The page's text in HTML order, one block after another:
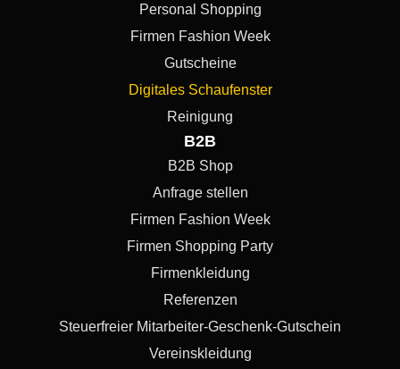
Personal Shopping
Firmen Fashion Week
Gutscheine
Digitales Schaufenster
Reinigung
B2B
B2B Shop
Anfrage stellen
Firmen Fashion Week
Firmen Shopping Party
Firmenkleidung
Referenzen
Steuerfreier Mitarbeiter-Geschenk-Gutschein
Vereinskleidung